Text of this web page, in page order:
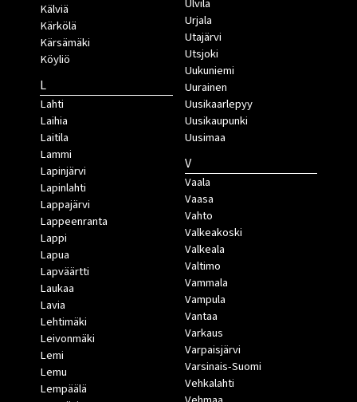
Kälviä
Kärkölä
Kärsämäki
Köyliö
L
Lahti
Laihia
Laitila
Lammi
Lapinjärvi
Lapinlahti
Lappajärvi
Lappeenranta
Lappi
Lapua
Lapväärtti
Laukaa
Lavia
Lehtimäki
Leivonmäki
Lemi
Lemu
Lempäälä
Urjala
Utajärvi
Utsjoki
Uukuniemi
Uurainen
Uusikaarlepyy
Uusikaupunki
Uusimaa
V
Vaala
Vaasa
Vahto
Valkeakoski
Valkeala
Valtimo
Vammala
Vampula
Vantaa
Varkaus
Varpaisjärvi
Varsinais-Suomi
Vehkalahti